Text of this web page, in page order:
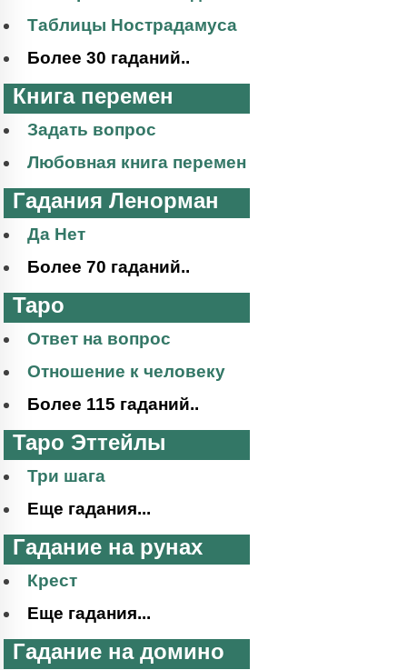
Таблицы Нострадамуса
Более 30 гаданий..
Книга перемен
Задать вопрос
Любовная книга перемен
Гадания Ленорман
Да Нет
Более 70 гаданий..
Таро
Ответ на вопрос
Отношение к человеку
Более 115 гаданий..
Таро Эттейлы
Три шага
Еще гадания...
Гадание на рунах
Крест
Еще гадания...
Гадание на домино